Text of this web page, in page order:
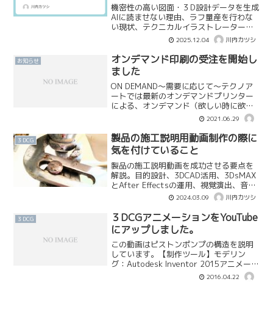
機密性の高い図面・３D設計データを生成
AIに読ませない理由、ラフ量産を行わな
い現状、テクニカルイラストレーター的
資質を持つ３DCGデザイナーの役割につ
いて、テクニカルコミュニケーションの
視点から考えます。
2025.12.04 川内カツシ
お知らせ
オンデマンド印刷の受注を開始し
ました
ON DEMAND～需要に応じて～テクノア
ートでは最新のオンデマンドプリンター
による、オンデマンド（欲しい時に欲し
い分だけ）印刷サービスを開始しまし
た。印刷会社さんに依頼する程の部数で
はないなるべく早く欲しい印刷の事はあ
まり分からない印刷用...
2021.06.29
３DCG
製品の施工説明用動画制作の際に
気を付けていること
製品の施工説明動画を成功させる要点を
解説。目的設計、3DCAD活用、3DsMAX
とAfter Effectsの運用、視覚演出、音声
品質、字幕・モバイル最適化まで、分か
2024.03.09 川内カツシ
３DCG
３DCGアニメーションをYouTube
にアップしました。
この動画はピストンポンプの構造を説明
しています。【制作ツール】モデリン
グ：Autodesk Inventor 2015アニメーシ
ョン：Autodesk 3ds max/Adobe After
2016.04.22